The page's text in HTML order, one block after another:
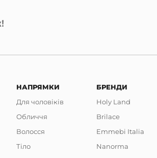
НАПРЯМКИ
Для чоловіків
Обличчя
Волосся
Тіло
БРЕНДИ
Holy Land
Brilace
Emmebi Italia
Nanorma